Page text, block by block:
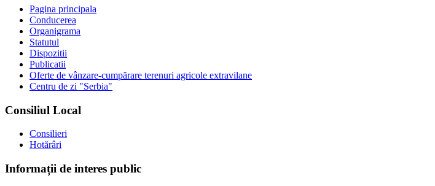
Pagina principala
Conducerea
Organigrama
Statutul
Dispozitii
Publicatii
Oferte de vânzare-cumpărare terenuri agricole extravilane
Centru de zi "Serbia"
Consiliul Local
Consilieri
Hotărâri
Informații de interes public